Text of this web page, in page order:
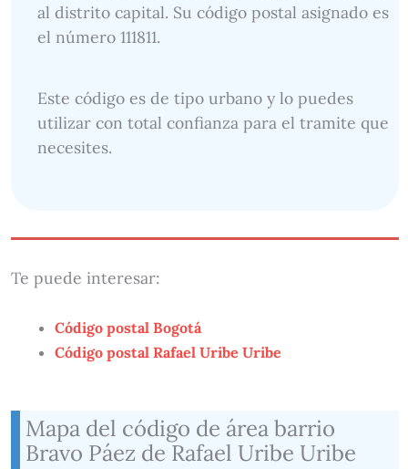
al distrito capital. Su código postal asignado es
el número 111811.
Este código es de tipo urbano y lo puedes
utilizar con total confianza para el tramite que
necesites.
Te puede interesar:
Código postal Bogotá
Código postal Rafael Uribe Uribe
Mapa del código de área barrio
Bravo Páez de Rafael Uribe Uribe